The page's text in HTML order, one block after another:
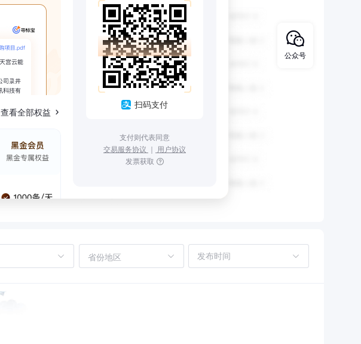
查看全部权益
扫码支付
支付则代表同意
交易服务协议 ｜ 用户协议
发票获取
省份地区
公众号